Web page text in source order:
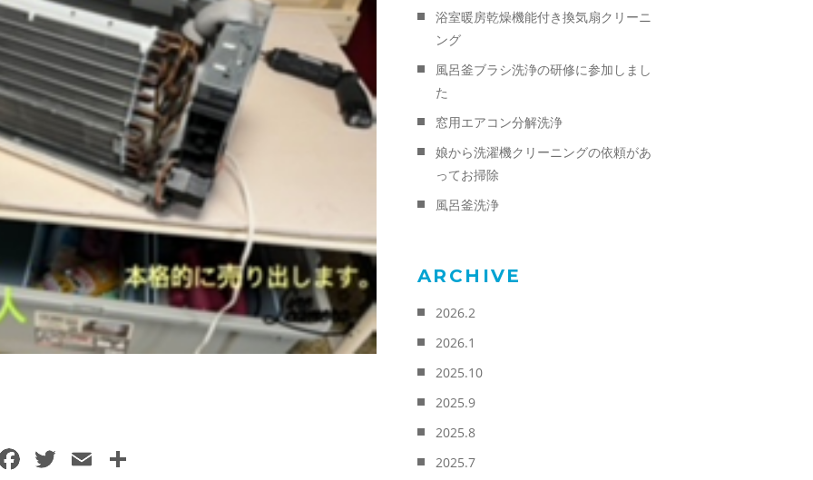
F T E
浴室暖房乾燥機能付き換気扇クリーニ
ング
風呂釜ブラシ洗浄の研修に参加しまし
た
窓用エアコン分解洗浄
娘から洗濯機クリーニングの依頼があ
ってお掃除
風呂釜洗浄
ARCHIVE
2026.2
2026.1
2025.10
2025.9
2025.8
2025.7